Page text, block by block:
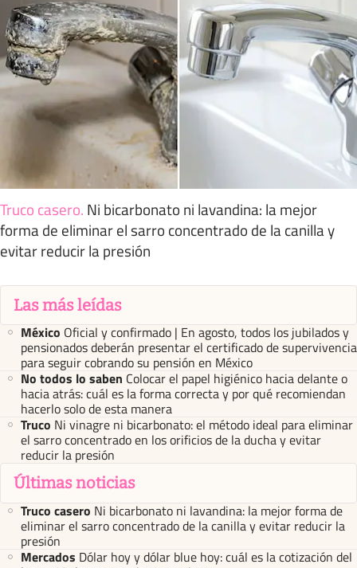
Truco casero. Ni bicarbonato ni lavandina: la mejor
forma de eliminar el sarro concentrado de la canilla y
evitar reducir la presión
Las más leídas
México Oficial y confirmado | En agosto, todos los jubilados y
pensionados deberán presentar el certificado de supervivencia
para seguir cobrando su pensión en México
No todos lo saben Colocar el papel higiénico hacia delante o
hacia atrás: cuál es la forma correcta y por qué recomiendan
hacerlo solo de esta manera
Truco Ni vinagre ni bicarbonato: el método ideal para eliminar
el sarro concentrado en los orificios de la ducha y evitar
reducir la presión
Últimas noticias
Truco casero Ni bicarbonato ni lavandina: la mejor forma de
eliminar el sarro concentrado de la canilla y evitar reducir la
presión
Mercados Dólar hoy y dólar blue hoy: cuál es la cotización del